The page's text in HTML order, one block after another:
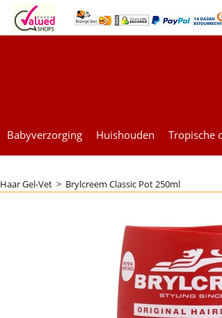
Babyverzorging Huishouden Tropische
Gel-Vet > Brylcreem Classic Pot 250ml